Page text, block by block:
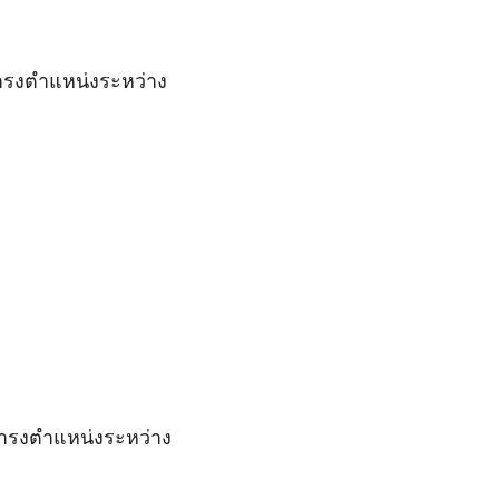
งตำแหน่งระหว่าง
รงตำแหน่งระหว่าง